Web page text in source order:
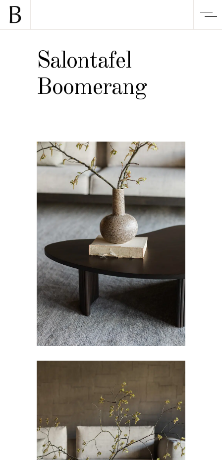
Salontafel
Boomerang